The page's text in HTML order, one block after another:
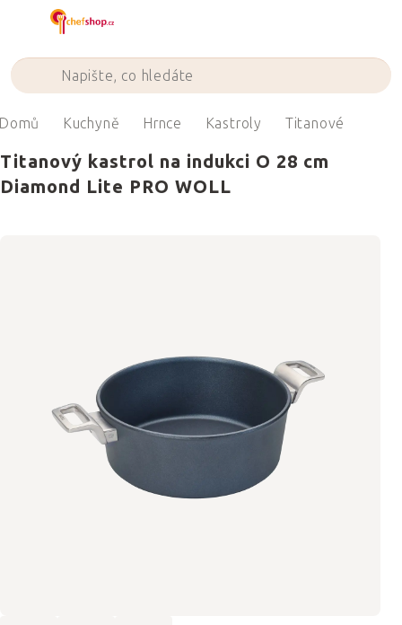
Kuchyně Hrnce Kastroly Titanové
Titanový kastrol na indukci O 28 cm
Diamond Lite PRO WOLL